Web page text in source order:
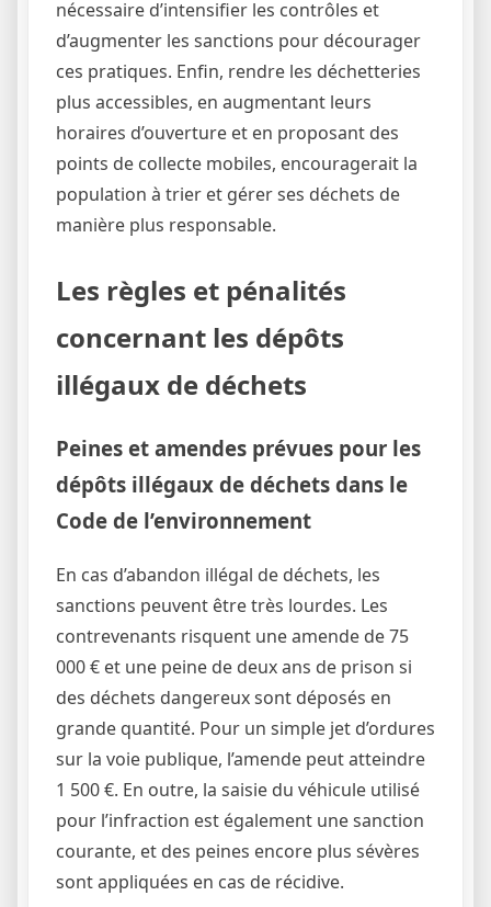
nécessaire d’intensifier les contrôles et
d’augmenter les sanctions pour décourager
ces pratiques. Enfin, rendre les déchetteries
plus accessibles, en augmentant leurs
horaires d’ouverture et en proposant des
points de collecte mobiles, encouragerait la
population à trier et gérer ses déchets de
manière plus responsable.
Les règles et pénalités
concernant les dépôts
illégaux de déchets
Peines et amendes prévues pour les
dépôts illégaux de déchets dans le
Code de l’environnement
En cas d’abandon illégal de déchets, les
sanctions peuvent être très lourdes. Les
contrevenants risquent une amende de 75
000 € et une peine de deux ans de prison si
des déchets dangereux sont déposés en
grande quantité. Pour un simple jet d’ordures
sur la voie publique, l’amende peut atteindre
1 500 €. En outre, la saisie du véhicule utilisé
pour l’infraction est également une sanction
courante, et des peines encore plus sévères
sont appliquées en cas de récidive.